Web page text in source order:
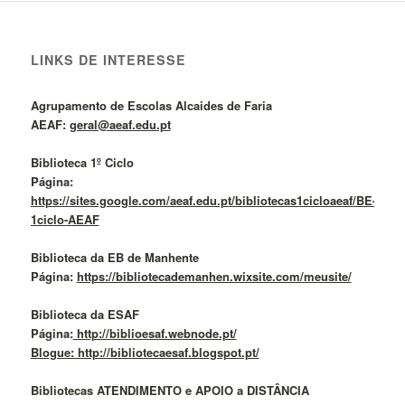
LINKS DE INTERESSE
Agrupamento de Escolas Alcaides de Faria
AEAF: geral@aeaf.edu.pt
Biblioteca 1º Ciclo
Página:
https://sites.google.com/aeaf.edu.pt/bibliotecas1cicloaeaf/BE-
1ciclo-AEAF
Biblioteca da EB de Manhente
Página: https://bibliotecademanhen.wixsite.com/meusite/
Biblioteca da ESAF
Página:http://biblioesaf.webnode.pt/
Blogue: http://bibliotecaesaf.blogspot.pt/
Bibliotecas ATENDIMENTO e APOIO a DISTÂNCIA